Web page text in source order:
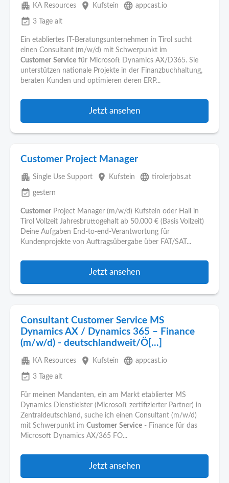
apartment KA Resources place Kufstein language appcast.io
event_available 3 Tage alt
Ein etabliertes IT-Beratungsunternehmen in Tirol sucht
einen Consultant (m/w/d) mit Schwerpunkt im
Customer Service für Microsoft Dynamics AX/D365. Sie
unterstützen nationale Projekte in der Finanzbuchhaltung,
beraten Kunden und optimieren deren ERP...
Jetzt ansehen
Customer Project Manager
apartment Single Use Support place Kufstein language tirolerjobs.at
event_available gestern
Customer Project Manager (m/w/d) Kufstein oder Hall in
Tirol Vollzeit Jahresbruttogehalt ab 50.000 € (Basis Vollzeit)
Deine Aufgaben End‑to‑end‑Verantwortung für
Kundenprojekte von Auftragsübergabe über FAT/SAT...
Jetzt ansehen
Consultant Customer Service MS
Dynamics AX / Dynamics 365 – Finance
(m/w/d) - deutschlandweit/Ö[...]
apartment KA Resources place Kufstein language appcast.io
event_available 3 Tage alt
Für meinen Mandanten, ein am Markt etablierter MS
Dynamics Dienstleister (Microsoft zertifizierter Partner) in
Zentraldeutschland, suche ich einen Consultant (m/w/d)
mit Schwerpunkt im Customer Service - Finance für das
Microsoft Dynamics AX/365 FO...
Jetzt ansehen